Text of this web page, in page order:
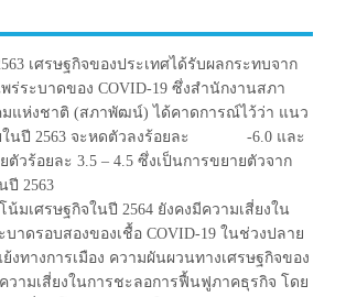
ษฐกิจของประเทศได้รับผลกระทบจาก
ร่ระบาดของ COVID-19 ซึ่งสำนักงานสภา
มแห่งชาติ (สภาพัฒน์) ได้คาดการณ์ไว้ว่า แนว
ยในปี 2563 จะหดตัวลงร้อยละ -6.0 และ
ตัวร้อยละ 3.5 – 4.5 ซึ่งเป็นการขยายตัวจาก
ปี 2563
กิจในปี 2564 ยังคงมีความเสี่ยงใน
าดรอบสองของเชื้อ COVID-19 ในช่วงปลาย
งทางการเมือง ความผันผวนทางเศรษฐกิจของ
วามเสี่ยงในการชะลอการฟื้นฟูภาคธุรกิจ โดย